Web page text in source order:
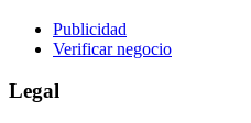
Publicidad
Verificar negocio
Legal